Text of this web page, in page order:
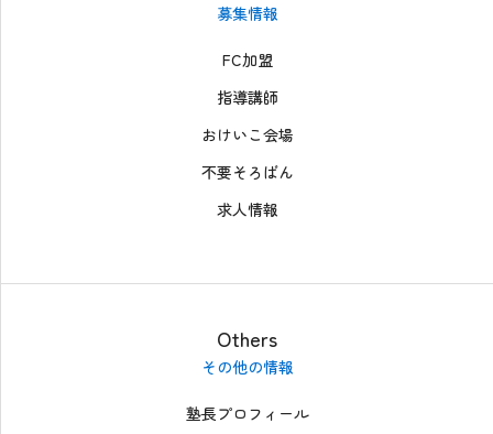
募集情報
FC加盟
指導講師
おけいこ会場
不要そろばん
求人情報
Others
その他の情報
塾長プロフィール